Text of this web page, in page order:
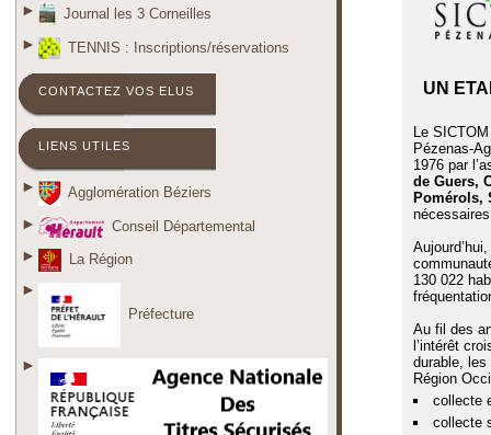
Journal les 3 Corneilles
TENNIS : Inscriptions/réservations
CONTACTEZ VOS ELUS
LIENS UTILES
Agglomération Béziers
Conseil Départemental
La Région
Préfecture
UN
Le
Pézenas-
1976 par
de Guers,
Pomérols,
130 022
Au fil des
l’intérêt
durable,
Région
collecte
collecte